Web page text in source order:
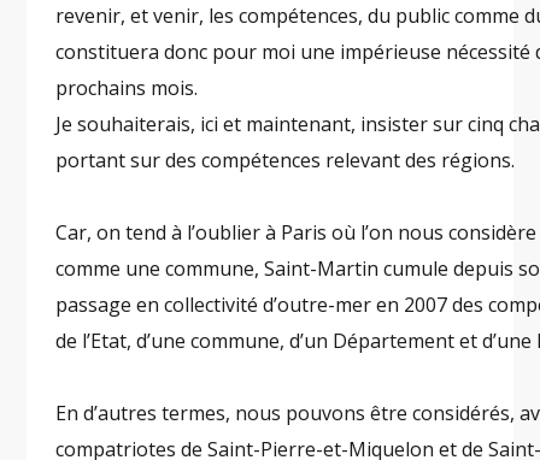
revenir, et venir, les compétences, du public comme
constituera donc pour moi une impérieuse nécessité
prochains mois.
Je souhaiterais, ici et maintenant, insister sur cinq
portant sur des compétences relevant des régions.
Car, on tend à l’oublier à Paris où l’on nous
comme une commune, Saint-Martin cumule depuis
passage en collectivité d’outre-mer en 2007 des
de l’Etat, d’une commune, d’un Département et d’une
En d’autres termes, nous pouvons être considérés,
compatriotes de Saint-Pierre-et-Miquelon et de